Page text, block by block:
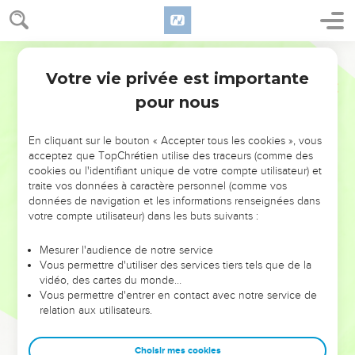
NE MANQUEZ PAS L’ÉVÉNEMENT
DE L’ANNÉE !
ET SI LEURS ERREURS POUVAIENT VOUS ÉVITER LES
VOTRES ?
leur foi ou leur vision. Mais on voit moins les doutes, les erreurs
et les saisons difficiles qu'ils ont traversés, alors même que ce
sont elles qui les ont façonnés.
Dans cette conférence, leaders, entrepreneurs, et responsables
clés pour avancer avec plus de sagesse afin que leurs erreurs
Votre vie privée est importante
pour nous
En cliquant sur le bouton « Accepter tous les cookies », vous
acceptez que TopChrétien utilise des traceurs (comme des
cookies ou l'identifiant unique de votre compte utilisateur) et
traite vos données à caractère personnel (comme vos
données de navigation et les informations renseignées dans
votre compte utilisateur) dans les buts suivants :
Mesurer l'audience de notre service
Vous permettre d'utiliser des services tiers tels que de la
vidéo, des cartes du monde…
Vous permettre d'entrer en contact avec notre service de
relation aux utilisateurs.
Choisir mes cookies